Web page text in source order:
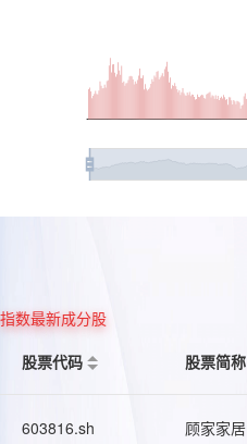
指数最新成分股
股票代码
股票简称
603816.sh 顾家家居